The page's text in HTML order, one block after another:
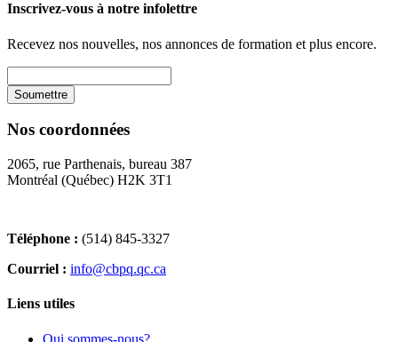
Inscrivez-vous à notre infolettre
Recevez nos nouvelles, nos annonces de formation et plus encore.
Nos coordonnées
2065, rue Parthenais, bureau 387
Montréal (Québec) H2K 3T1
Téléphone : (514) 845-3327
Courriel : info@cbpq.qc.ca
Liens utiles
Qui sommes-nous?